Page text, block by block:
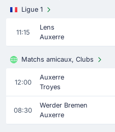
Ligue 1
11:15
Lens
Auxerre
Matchs amicaux, Clubs
12:00
Auxerre
Troyes
08:30
Werder Bremen
Auxerre